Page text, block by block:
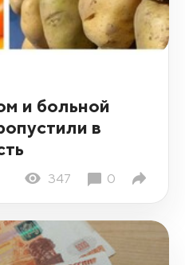
и больной
в
347 0